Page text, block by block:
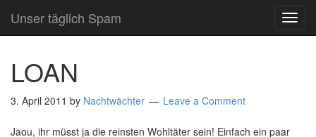
Unser täglich Spam
LOAN
3. April 2011 by Nachtwächter Leave a Comment
Jaou, ihr müsst ja die reinsten Wohltäter sein! Einfach ein paar